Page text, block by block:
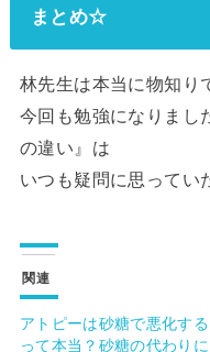
まとめ☆
林先生は本当に物知り
今回も勉強になりまし
の違い』は
いつも疑問に思ってい
関連
アトピーは砂糖で悪化する
って本当？砂糖の代わりに